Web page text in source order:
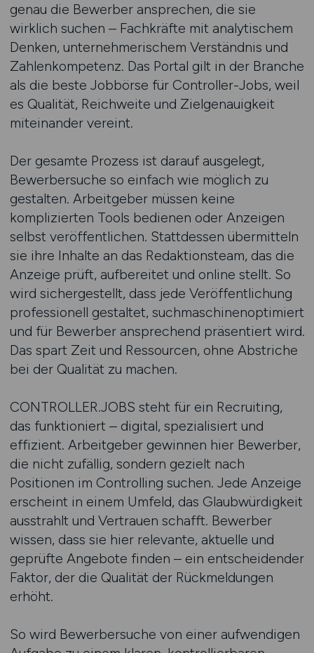
genau die Bewerber ansprechen, die sie
wirklich suchen – Fachkräfte mit analytischem
Denken, unternehmerischem Verständnis und
Zahlenkompetenz. Das Portal gilt in der Branche
als die beste Jobbörse für Controller-Jobs, weil
es Qualität, Reichweite und Zielgenauigkeit
miteinander vereint.
Der gesamte Prozess ist darauf ausgelegt,
Bewerbersuche so einfach wie möglich zu
gestalten. Arbeitgeber müssen keine
komplizierten Tools bedienen oder Anzeigen
selbst veröffentlichen. Stattdessen übermitteln
sie ihre Inhalte an das Redaktionsteam, das die
Anzeige prüft, aufbereitet und online stellt. So
wird sichergestellt, dass jede Veröffentlichung
professionell gestaltet, suchmaschinenoptimiert
und für Bewerber ansprechend präsentiert wird.
Das spart Zeit und Ressourcen, ohne Abstriche
bei der Qualität zu machen.
CONTROLLER.JOBS steht für ein Recruiting,
das funktioniert – digital, spezialisiert und
effizient. Arbeitgeber gewinnen hier Bewerber,
die nicht zufällig, sondern gezielt nach
Positionen im Controlling suchen. Jede Anzeige
erscheint in einem Umfeld, das Glaubwürdigkeit
ausstrahlt und Vertrauen schafft. Bewerber
wissen, dass sie hier relevante, aktuelle und
geprüfte Angebote finden – ein entscheidender
Faktor, der die Qualität der Rückmeldungen
erhöht.
So wird Bewerbersuche von einer aufwendigen